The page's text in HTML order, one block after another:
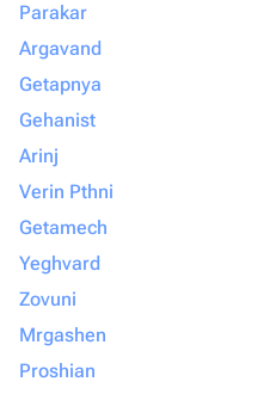
Parakar
Argavand
Getapnya
Gehanist
Arinj
Verin Pthni
Getamech
Yeghvard
Zovuni
Mrgashen
Proshian